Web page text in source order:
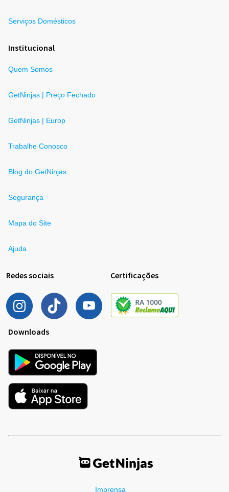
Serviços Domésticos
Institucional
Quem Somos
GetNinjas | Preço Fechado
GetNinjas | Europ
Trabalhe Conosco
Blog do GetNinjas
Segurança
Mapa do Site
Ajuda
Redes sociais Certificações
Downloads
Imprensa